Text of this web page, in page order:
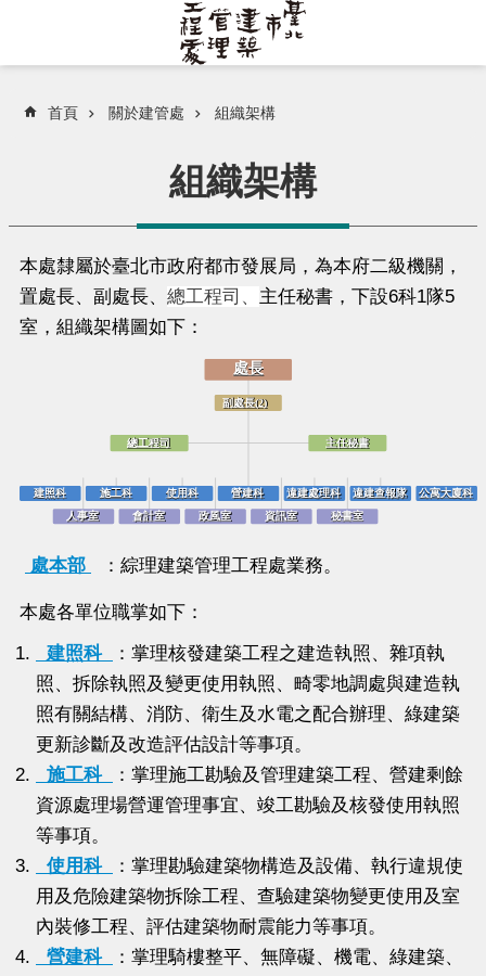
首頁 關於建管處 組織架構
組織架構
本處隸屬於臺北市政府都市發展局，為本府二級機關，
置處長、副處長、 總工程司、 主任秘書，下設6科1隊5
室，組織架構圖如下：
處長
處長
副處長(2)
副處長(2)
總工程司
總工程司 主任秘書
主任秘書
建照科
建照科 施工科
施工科 使用科
使用科 營建科
營建科 違建處理科
違建處理科 違建查報隊
違建查報隊 公寓大廈科
公寓大廈科
人事室
人事室 會計室
會計室 政風室
政風室 資訊室
資訊室 秘書室
秘書室
處本部 ：綜理建築管理工程處業務。
本處各單位職掌如下：
建照科
：掌理核發建築工程之建造執照、雜項執
照、拆除執照及變更使用執照、畸零地調處與建造執
照有關結構、消防、衛生及水電之配合辦理、綠建築
更新診斷及改造評估設計等事項。
施工科
：掌理施工勘驗及管理建築工程、營建剩餘
資源處理場營運管理事宜、竣工勘驗及核發使用執照
等事項。
使用科
：掌理勘驗建築物構造及設備、執行違規使
用及危險建築物拆除工程、查驗建築物變更使用及室
內裝修工程、評估建築物耐震能力等事項。
營建科
：掌理騎樓整平、無障礙、機電、綠建築、